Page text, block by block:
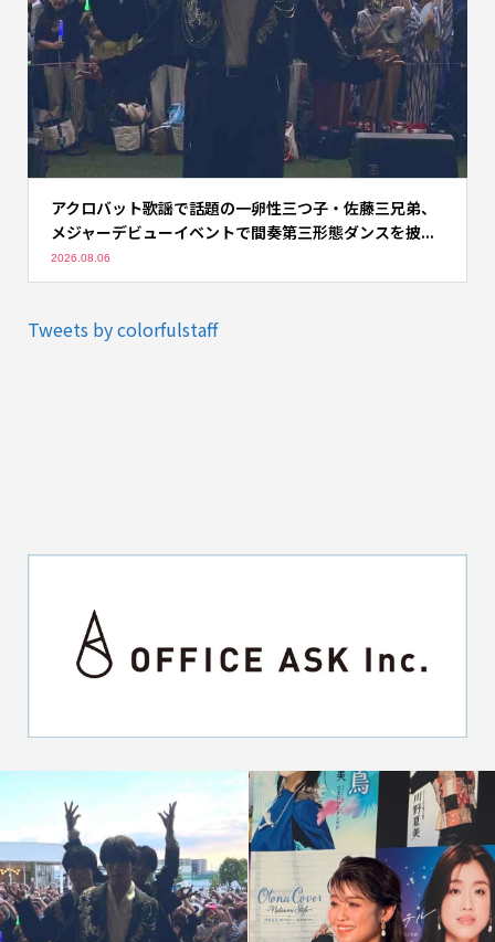
アクロバット歌謡で話題の一卵性三つ子・佐藤三兄弟、
メジャーデビューイベントで間奏第三形態ダンスを披...
2026.08.06
Tweets by colorfulstaff